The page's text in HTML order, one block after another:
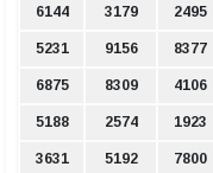
6144 3179 2495
5231 9156 8377
6875 8309 4106
5188 2574 1923
3631 5192 7800